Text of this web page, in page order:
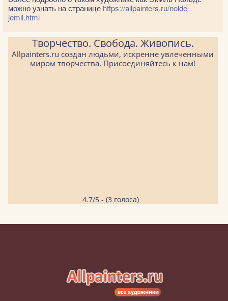
можно узнать на странице https://allpainters.ru/nolde-
jemil.html
Творчество. Свобода. Живопись.
Allpainters.ru создан людьми, искренне увлеченными
миром творчества. Присоединяйтесь к нам!
4.7/5 - (3 голоса)